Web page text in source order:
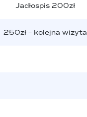
Jadłospis 200zł
250zł – kolejna wizyta